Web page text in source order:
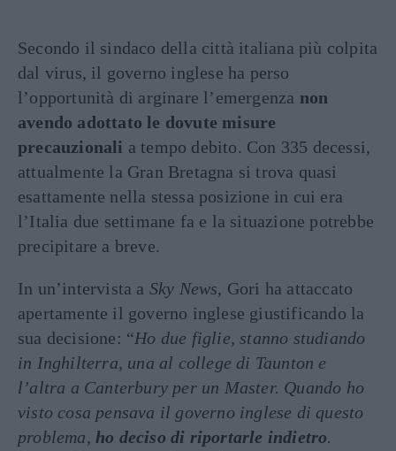
Secondo il sindaco della città italiana più colpita
dal virus, il governo inglese ha perso
l’opportunità di arginare l’emergenza non
avendo adottato le dovute misure
precauzionali a tempo debito. Con 335 decessi,
attualmente la Gran Bretagna si trova quasi
esattamente nella stessa posizione in cui era
l’Italia due settimane fa e la situazione potrebbe
precipitare a breve.
In un’intervista a Sky News, Gori ha attaccato
apertamente il governo inglese giustificando la
sua decisione: “Ho due figlie, stanno studiando
in Inghilterra, una al college di Taunton e
l’altra a Canterbury per un Master. Quando ho
visto cosa pensava il governo inglese di questo
problema, ho deciso di riportarle indietro.